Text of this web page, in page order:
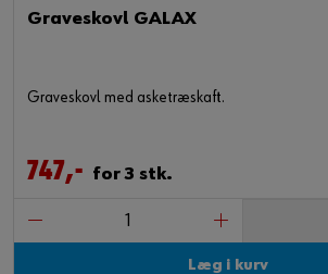
Graveskovl GALAX
Graveskovl med asketræskaft.
747,- for 3 stk.
Læg i kurv